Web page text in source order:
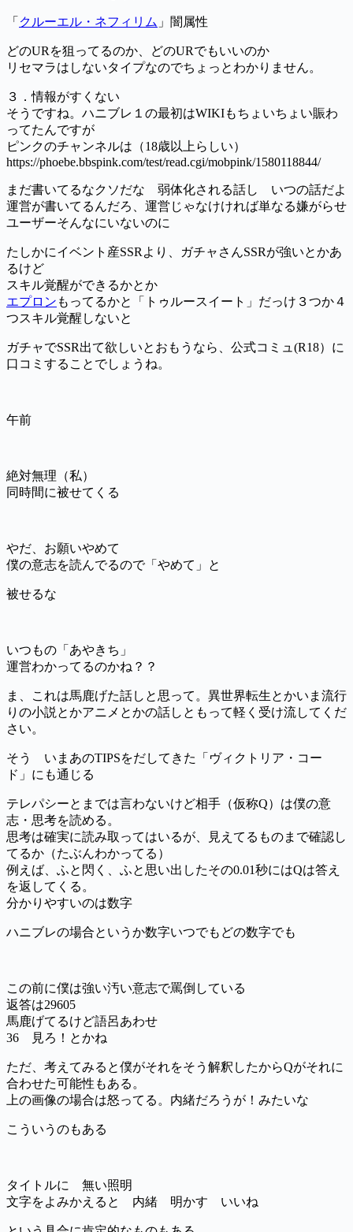
「 クルーエル・ネフィリム 」闇属性
どのURを狙ってるのか、どのURでもいいのか
リセマラはしないタイプなのでちょっとわかりません。
３．情報がすくない
そうですね。ハニブレ１の最初はWIKIもちょいちょい賑わ
ってたんですが
ピンクのチャンネルは（18歳以上らしい）
https://phoebe.bbspink.com/test/read.cgi/mobpink/1580118844/
まだ書いてるなクソだな 弱体化される話し いつの話だよ
運営が書いてるんだろ、運営じゃなけければ単なる嫌がらせ
ユーザーそんなにいないのに
たしかにイベント産SSRより、ガチャさんSSRが強いとかあ
るけど
スキル覚醒ができるかとか
エプロン もってるかと「トゥルースイート」だっけ３つか４
つスキル覚醒しないと
ガチャでSSR出て欲しいとおもうなら、公式コミュ(R18）に
口コミすることでしょうね。
午前
絶対無理（私）
同時間に被せてくる
やだ、お願いやめて
僕の意志を読んでるので「やめて」と
被せるな
いつもの「あやきち」
運営わかってるのかね？？
ま、これは馬鹿げた話しと思って。異世界転生とかいま流行
りの小説とかアニメとかの話しともって軽く受け流してくだ
さい。
そう いまあのTIPSをだしてきた「ヴィクトリア・コー
ド」にも通じる
テレパシーとまでは言わないけど相手（仮称Q）は僕の意
志・思考を読める。
思考は確実に読み取ってはいるが、見えてるものまで確認し
てるか（たぶんわかってる）
例えば、ふと閃く、ふと思い出したその0.01秒にはQは答え
を返してくる。
分かりやすいのは数字
ハニブレの場合というか数字いつでもどの数字でも
この前に僕は強い汚い意志で罵倒している
返答は29605
馬鹿げてるけど語呂あわせ
36 見ろ！とかね
ただ、考えてみると僕がそれをそう解釈したからQがそれに
合わせた可能性もある。
上の画像の場合は怒ってる。内緒だろうが！みたいな
こういうのもある
タイトルに 無い照明
文字をよみかえると 内緒 明かす いいね